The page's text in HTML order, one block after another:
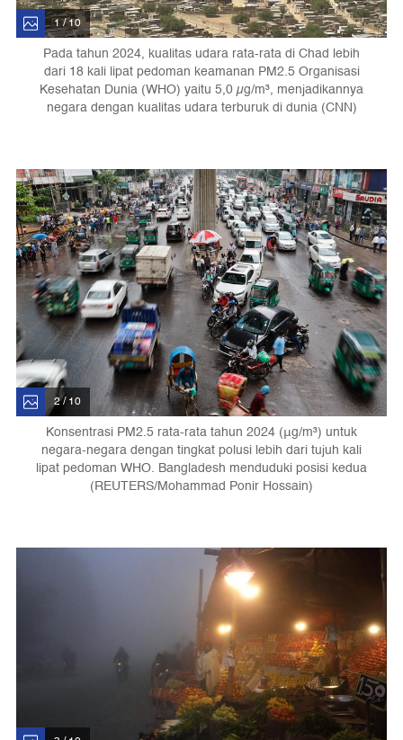
1 / 10
Pada tahun 2024, kualitas udara rata-rata di Chad lebih
dari 18 kali lipat pedoman keamanan PM2.5 Organisasi
Kesehatan Dunia (WHO) yaitu 5,0 µg/m³, menjadikannya
negara dengan kualitas udara terburuk di dunia (CNN)
2 / 10
Konsentrasi PM2.5 rata-rata tahun 2024 (μg/m³) untuk
negara-negara dengan tingkat polusi lebih dari tujuh kali
lipat pedoman WHO. Bangladesh menduduki posisi kedua
(REUTERS/Mohammad Ponir Hossain)